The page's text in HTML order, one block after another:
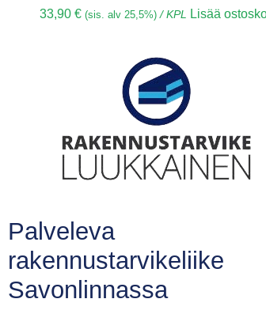
33,90 € (sis. alv 25,5%) / KPL Lisää
Palveleva
rakennustarvikeliike
Savonlinnassa